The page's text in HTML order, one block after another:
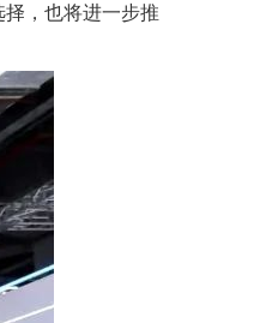
，也将进一步推